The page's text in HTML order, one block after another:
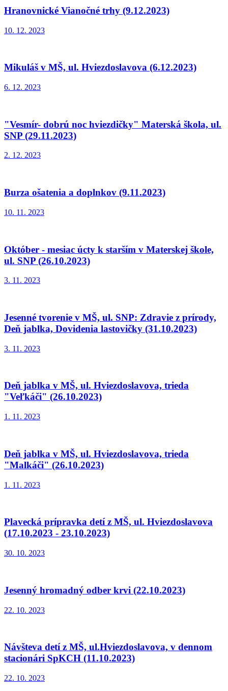
Hranovnické Vianočné trhy (9.12.2023)
10. 12. 2023
Mikuláš v MŠ, ul. Hviezdoslavova (6.12.2023)
6. 12. 2023
"Vesmír- dobrú noc hviezdičky" Materská škola, ul.
SNP (29.11.2023)
2. 12. 2023
Burza ošatenia a doplnkov (9.11.2023)
10. 11. 2023
Október - mesiac úcty k starším v Materskej škole,
ul. SNP (26.10.2023)
3. 11. 2023
Jesenné tvorenie v MŠ, ul. SNP: Zdravie z prírody,
Deň jablka, Dovidenia lastovičky (31.10.2023)
3. 11. 2023
Deň jablka v MŠ, ul. Hviezdoslavova, trieda
"Veľkáči" (26.10.2023)
1. 11. 2023
Deň jablka v MŠ, ul. Hviezdoslavova, trieda
"Malkáči" (26.10.2023)
1. 11. 2023
Plavecká prípravka detí z MŠ, ul. Hviezdoslavova
(17.10.2023 - 23.10.2023)
30. 10. 2023
Jesenný hromadný odber krvi (22.10.2023)
22. 10. 2023
Návšteva detí z MŠ, ul.Hviezdoslavova, v dennom
stacionári SpKCH (11.10.2023)
22. 10. 2023